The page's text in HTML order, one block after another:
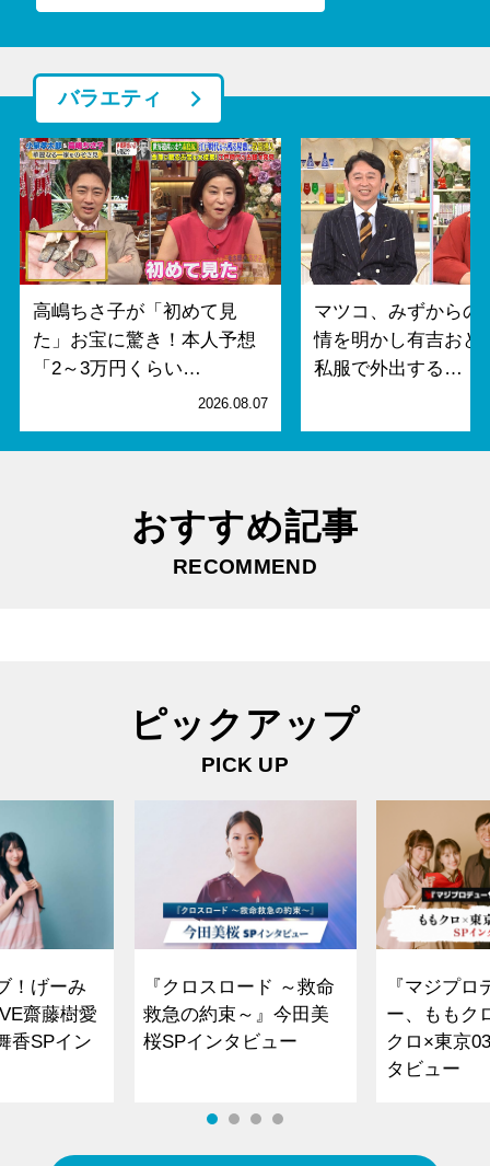
バラエティ
高嶋ちさ子が「初めて見
た」お宝に驚き！本人予想
「2～3万円くらい…
2026.08.07
マツコ、みずからの
情を明かし有吉おど
私服で外出する…
おすすめ記事
RECOMMEND
ピックアップ
PICK UP
！げーみ
齋藤樹愛
香SPイン
『クロスロード ～救命
救急の約束～』今田美
桜SPインタビュー
『マジプロ
ー、ももク
クロ×東京
タビュー